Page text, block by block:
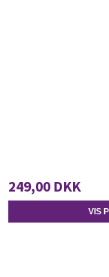
249,00 DKK
VIS